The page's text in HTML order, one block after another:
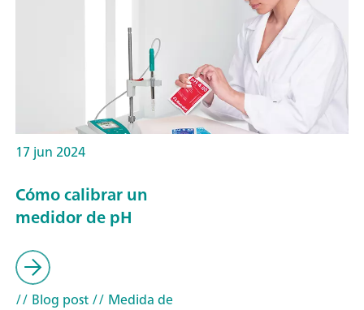
17 jun 2024
Cómo calibrar un
medidor de pH
// Blog post// Medida de